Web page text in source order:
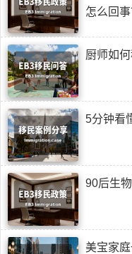
怎么回事
厨师如何
5分钟看
90后生
美宝家